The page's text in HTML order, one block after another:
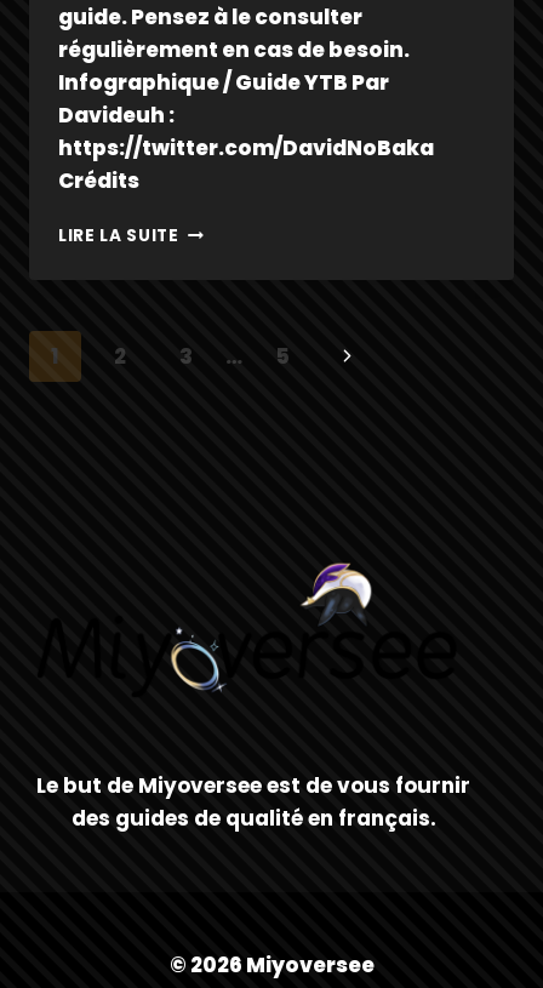
guide. Pensez à le consulter
régulièrement en cas de besoin.
Infographique / Guide YTB Par
Davideuh :
https://twitter.com/DavidNoBaka
Crédits
LIRE LA SUITE HUGO
Navigation
1 2 3 … 5
Page
Le but de Miyoversee est de vous fournir
des guides de qualité en français.
© 2026 Miyoversee